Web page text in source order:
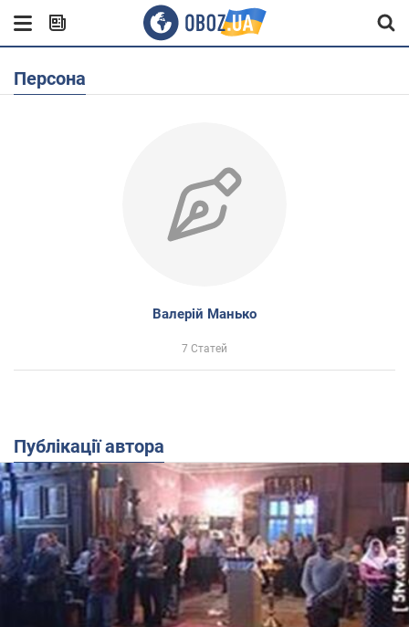
Персона
Валерій Манько
7 Статей
Публікації автора